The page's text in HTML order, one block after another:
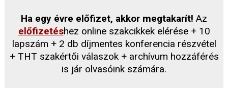
Ha egy évre előfizet, akkor megtakarít! Az
előfizetéshez online szakcikkek elérése + 10
lapszám + 2 db díjmentes konferencia részvétel
+ THT szakértői válaszok + archívum hozzáférés
is jár olvasóink számára.